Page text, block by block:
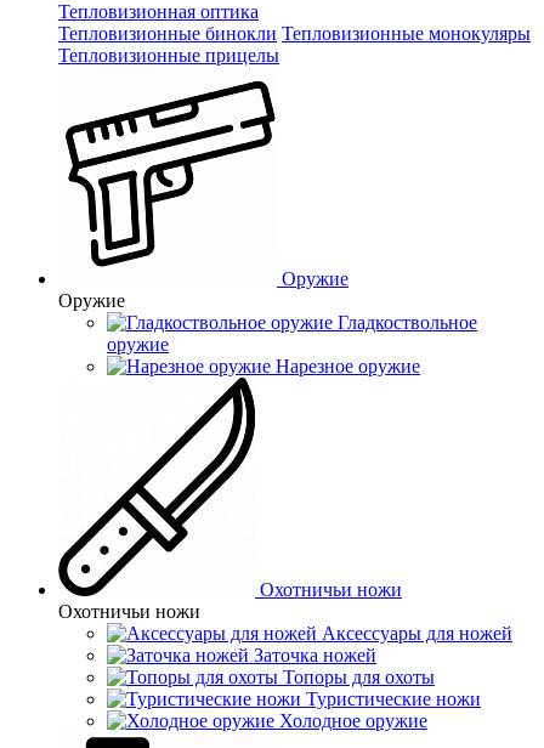
Тепловизионная оптика
Тепловизионные бинокли Тепловизионные монокуляры
Тепловизионные прицелы
Оружие
Оружие
Гладкоствольное
оружие
Нарезное оружие
Охотничьи ножи
Охотничьи ножи
Аксессуары для ножей
Заточка ножей
Топоры для охоты
Туристические ножи
Холодное оружие